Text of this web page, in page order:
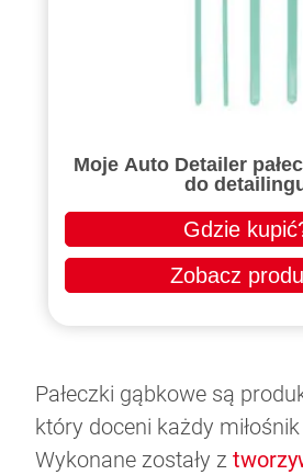
Moje Auto Detailer
do
Gdzie
Zobacz
Pałeczki gąbkowe są
który doceni każdy
Wykonane zostały z